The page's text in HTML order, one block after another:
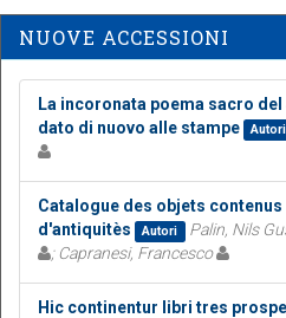
NUOVE ACCESSIONI
La incoronata poema sacro
dato di nuovo alle stampe
Autori
Catalogue des objets
d'antiquitès
Autori Palin, Nils
; Capranesi, Francesco
Hic continentur libri tres